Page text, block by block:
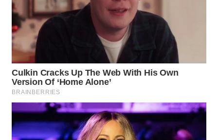
WN
SAMOSIR
WN
PADANG
LAWAS
SUMEDANG
WN